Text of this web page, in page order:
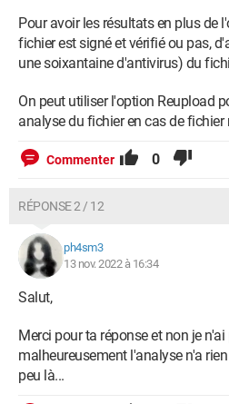
Pour avoir les résultats en plus de
fichier est signé et vérifié ou pas,
une soixantaine d'antivirus) du
On peut utiliser l'option Reupload
analyse du fichier en cas de fichier
Commenter 0
RÉPONSE 2 / 12
ph4sm3
13 nov. 2022 à 16:34
Salut,
Merci pour ta réponse et non je n'ai
malheureusement l'analyse n'a
peu là...